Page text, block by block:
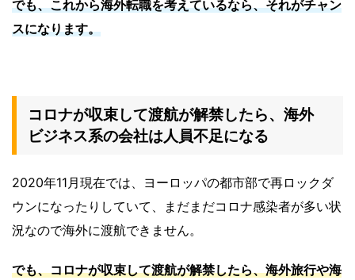
でも、これから海外転職を考えているなら、それがチャン
スになります。
コロナが収束して渡航が解禁したら、海外
ビジネス系の会社は人員不足になる
2020年11月現在では、ヨーロッパの都市部で再ロックダ
ウンになったりしていて、まだまだコロナ感染者が多い状
況なので海外に渡航できません。
でも、コロナが収束して渡航が解禁したら、海外旅行や海